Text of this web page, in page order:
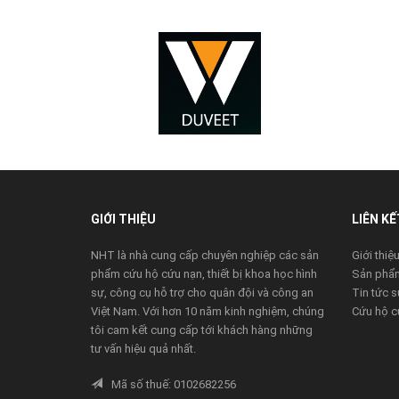
GIỚI THIỆU
NHT là nhà cung cấp chuyên nghiệp các sản
phẩm cứu hộ cứu nạn, thiết bị khoa học hình
sự, công cụ hỗ trợ cho quân đội và công an
Việt Nam. Với hơn 10 năm kinh nghiệm, chúng
tôi cam kết cung cấp tới khách hàng những
tư vấn hiệu quả nhất.
Mã số thuế: 0102682256
LIÊN
Giới thiệu
Sản
Tin tức
Cứu hộ